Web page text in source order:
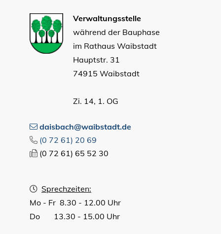
Verwaltungsstelle
während der Bauphase
im Rathaus Waibstadt
Hauptstr. 31
74915 Waibstadt
Zi. 14, 1. OG
daisbach@waibstadt.de
(0 72 61) 20 69
(0 72 61) 65 52 30
Sprechzeiten:
Mo - Fr 8.30 - 12.00 Uhr
Do 13.30 - 15.00 Uhr